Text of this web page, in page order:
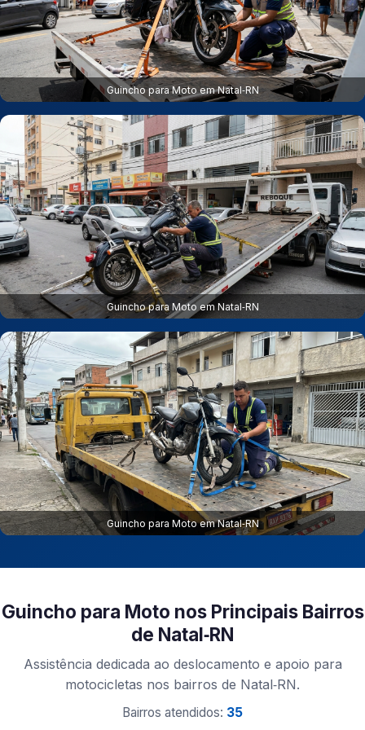
Guincho para Moto em Natal‑RN
Guincho para Moto em Natal‑RN
Guincho para Moto em Natal‑RN
Guincho para Moto nos Principais Bairros
de Natal‑RN
Assistência dedicada ao deslocamento e apoio para
motocicletas nos bairros de Natal‑RN.
Bairros atendidos: 35